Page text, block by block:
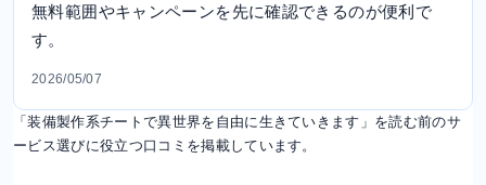
無料範囲やキャンペーンを先に確認できるのが便利で
す。
2026/05/07
「装備製作系チートで異世界を自由に生きていきます」を読む前のサ
ービス選びに役立つ口コミを掲載しています。